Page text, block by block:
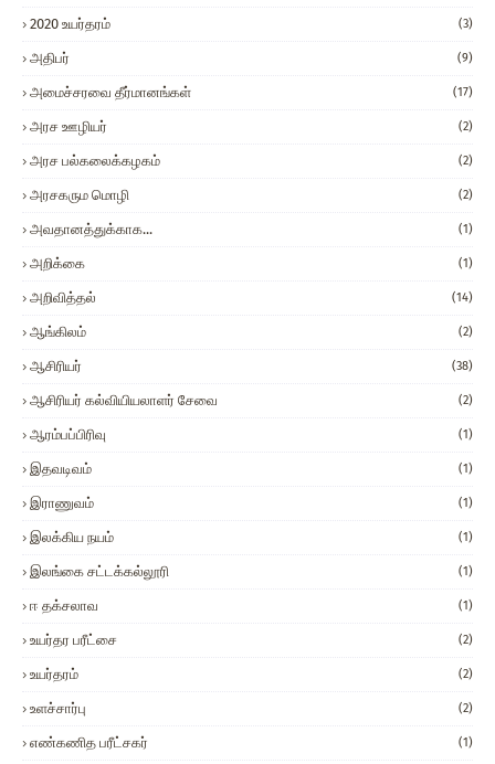
2020 உயர்தரம் (3)
அதிபர் (9)
அமைச்சரவை தீர்மானங்கள் (17)
அரச ஊழியர் (2)
அரச பல்கலைக்கழகம் (2)
அரசகரும மொழி (2)
அவதானத்துக்காக... (1)
அறிக்கை (1)
அறிவித்தல் (14)
ஆங்கிலம் (2)
ஆசிரியர் (38)
ஆசிரியர் கல்வியியலாளர் சேவை (2)
ஆரம்பப்பிரிவு (1)
இதவடிவம் (1)
இராணுவம் (1)
இலக்கிய நயம் (1)
இலங்கை சட்டக்கல்லூரி (1)
ஈ தக்சலாவ (1)
உயர்தர பரீட்சை (2)
உயர்தரம் (2)
உளச்சார்பு (2)
எண்கணித பரீட்சகர் (1)